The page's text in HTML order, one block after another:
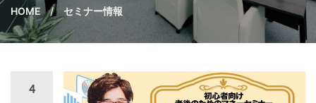
HOME セミナー情報
4